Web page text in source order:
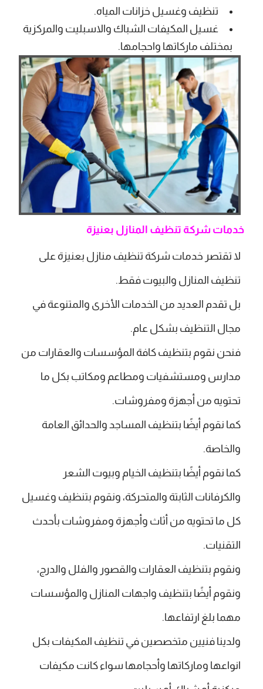
تنظيف وغسيل خزانات المياه.
غسيل المكيفات الشباك والاسبليت والمركزية
بمختلف ماركاتها واحجامها.
خدمات شركة تنظيف المنازل بعنيزة
لا تقتصر خدمات شركة تنظيف منازل بعنيزة على
تنظيف المنازل والبيوت فقط.
بل تقدم العديد من الخدمات الأخرى والمتنوعة في
مجال التنظيف بشكل عام.
فنحن نقوم بتنظيف كافة المؤسسات والعقارات من
مدارس ومستشفيات ومطاعم ومكاتب بكل ما
تحتويه من أجهزة ومفروشات.
كما نقوم أيضًا بتنظيف المساجد والحدائق العامة
والخاصة.
كما نقوم أيضًا بتنظيف الخيام وبيوت الشعر
والكرفانات الثابتة والمتحركة، ونقوم بتنظيف وغسيل
كل ما تحتويه من أثاث وأجهزة ومفروشات بأحدث
التقنيات.
ونقوم بتنظيف العقارات والقصور والفلل والدرج،
ونقوم أيضًا بتنظيف واجهات المنازل والمؤسسات
مهما بلغ ارتفاعها.
ولدينا فنيين متخصصين في تنظيف المكيفات بكل
انواعها وماركاتها وأحجامها سواء كانت مكيفات